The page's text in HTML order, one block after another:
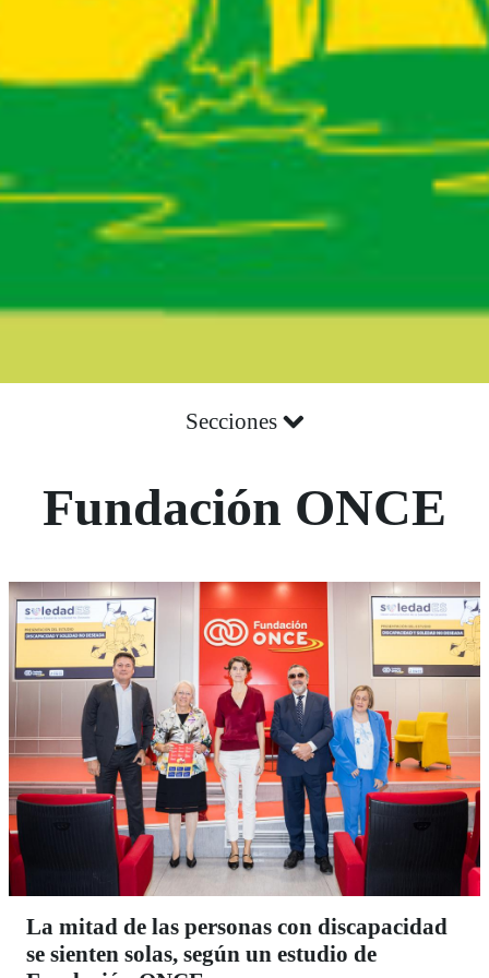
Secciones
Fundación ONCE
La mitad de las personas con discapacidad
se sienten solas, según un estudio de